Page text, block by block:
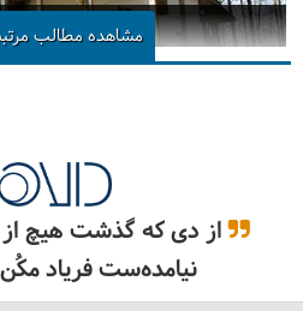
موزه میراث
مشاهده مطالب
از دی که گذشت هیچ از
نیامده‌ست فریاد